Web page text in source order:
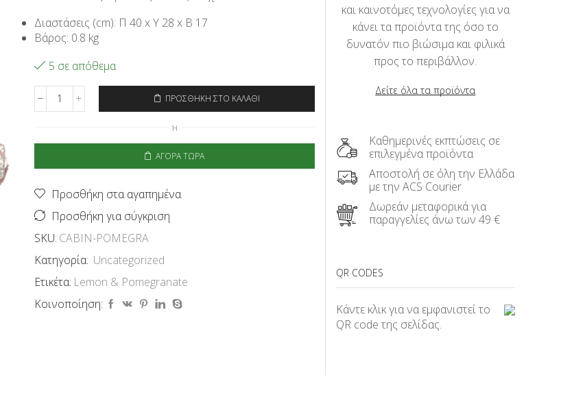
Διαστάσεις (cm): Π 40 x Υ 28 x Β 17
Βάρος: 0.8 kg
5 σε απόθεμα
Signare
-
&
Pomegranate
ποσότητα
ΠΡΟΣΘΉΚΗ ΣΤΟ ΚΑΛΆΘΙ
Ή
ΑΓΟΡΆ ΤΏΡΑ
Προσθήκη στα αγαπημένα
Προσθήκη για σύγκριση
SKU: CABIN-POMEGRA
Κατηγορία: Uncategorized
Ετικέτα: Lemon & Pomegranate
Κοινοποίηση:
και καινοτόμες τεχνολογίες για να
κάνει τα προϊόντα της όσο το
δυνατόν πιο βιώσιμα και φιλικά
προς το περιβάλλον.
Δείτε όλα τα προϊόντα
Καθημερινές εκπτώσεις σε
επιλεγμένα προϊόντα
Αποστολή σε όλη την Ελλάδα
με την ACS Courier
Δωρεάν μεταφορικά για
παραγγελίες άνω των 49 €
QR CODES
Κάντε κλικ για να εμφανιστεί το
QR code της σελίδας.